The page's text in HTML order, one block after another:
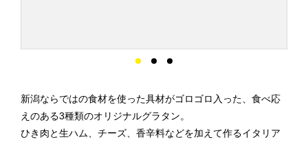
新潟ならではの食材を使った具材がゴロゴロ入った、食べ応
えのある3種類のオリジナルグラタン。
ひき肉と生ハム、チーズ、香辛料などを加えて作るイタリア